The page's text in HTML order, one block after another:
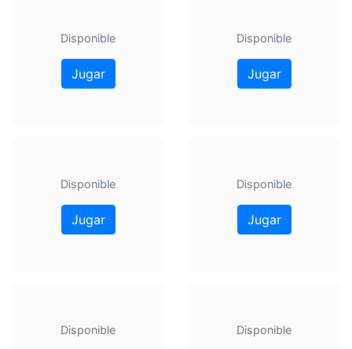
Disponible
Jugar
Disponible
Jugar
Disponible
Disponible
Jugar
Disponible
Jugar
Disponible